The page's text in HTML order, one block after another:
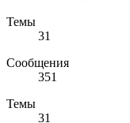
Темы
31
Сообщения
351
Темы
31